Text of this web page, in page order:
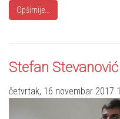
Opširnije...
Stefan Stevanović
četvrtak, 16 novembar 2017